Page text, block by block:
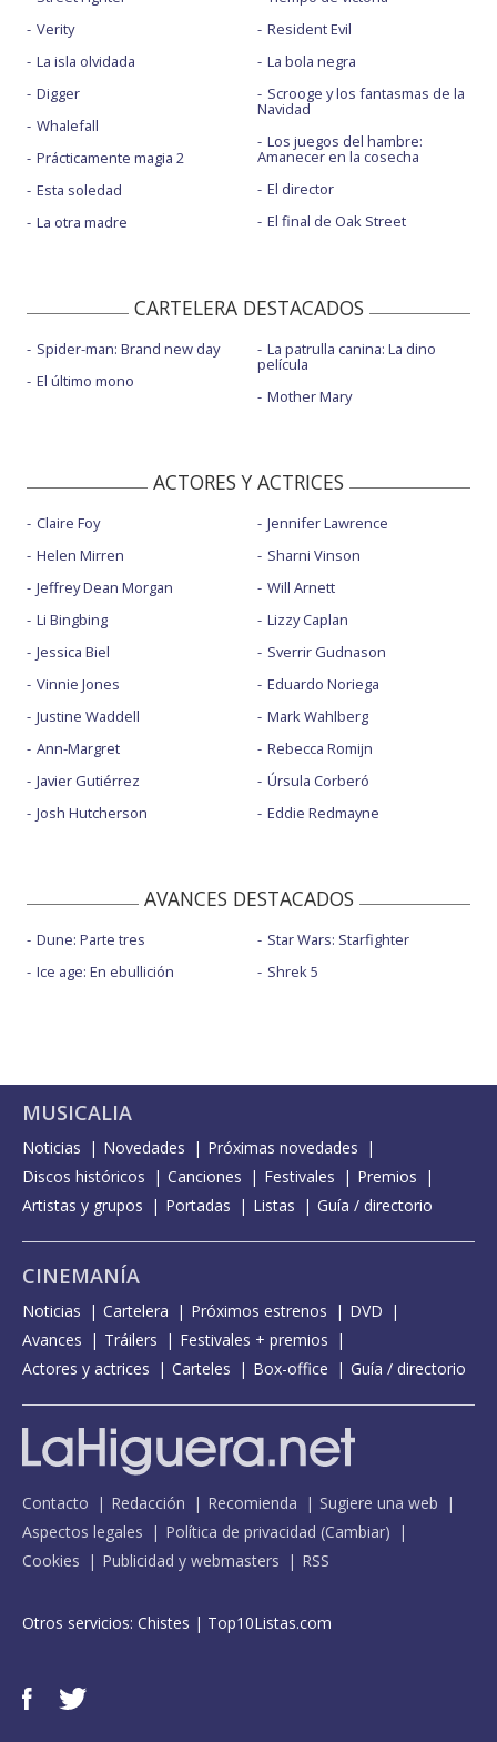
Verity
La isla olvidada
Digger
Whalefall
Prácticamente magia 2
Esta soledad
La otra madre
Resident Evil
La bola negra
Scrooge y los fantasmas de la
Navidad
Los juegos del hambre:
Amanecer en la cosecha
El director
El final de Oak Street
CARTELERA DESTACADOS
Spider-man: Brand new day
El último mono
La patrulla canina: La dino
película
Mother Mary
ACTORES Y ACTRICES
Claire Foy
Helen Mirren
Jeffrey Dean Morgan
Li Bingbing
Jessica Biel
Vinnie Jones
Justine Waddell
Ann-Margret
Javier Gutiérrez
Josh Hutcherson
Jennifer Lawrence
Sharni Vinson
Will Arnett
Lizzy Caplan
Sverrir Gudnason
Eduardo Noriega
Mark Wahlberg
Rebecca Romijn
Úrsula Corberó
Eddie Redmayne
AVANCES DESTACADOS
Dune: Parte tres
Ice age: En ebullición
Star Wars: Starfighter
Shrek 5
MUSICALIA
Noticias Novedades
Próximas novedades
Discos históricos
Canciones Festivales
Premios
Artistas y grupos
Portadas Listas Guía / directorio
CINEMANÍA
Noticias Cartelera Próximos estrenos
DVD
Avances
Tráilers
Festivales + premios
Actores y actrices
Carteles Box-office Guía / directorio
Contacto Redacción Recomienda
Sugiere una web
Aspectos legales
Política de privacidad (Cambiar)
Cookies
Publicidad y webmasters RSS
Otros servicios: Chistes | Top10Listas.com